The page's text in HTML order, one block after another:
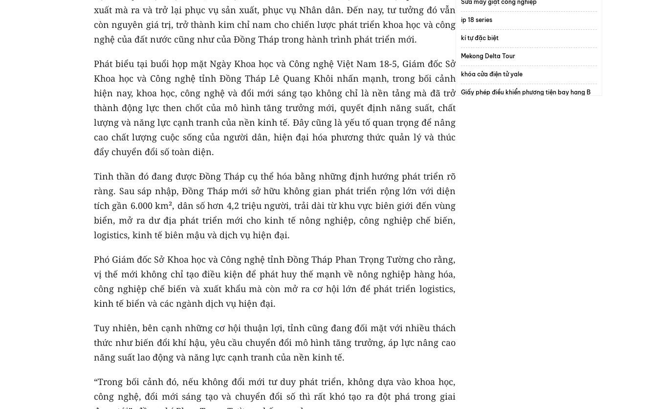
xuất mà ra và trở lại phục vụ sản xuất, phục vụ Nhân dân. Đến nay, tư tưởng đó vẫn
còn nguyên giá trị, trở thành kim chỉ nam cho chiến lược phát triển khoa học và công
nghệ của đất nước cũng như của Đồng Tháp trong hành trình phát triển mới.
Phát biểu tại buổi họp mặt Ngày Khoa học và Công nghệ Việt Nam 18-5, Giám đốc Sở
Khoa học và Công nghệ tỉnh Đồng Tháp Lê Quang Khôi nhấn mạnh, trong bối cảnh
hiện nay, khoa học, công nghệ và đổi mới sáng tạo không chỉ là nền tảng mà đã trở
thành động lực then chốt của mô hình tăng trưởng mới, quyết định năng suất, chất
lượng và năng lực cạnh tranh của nền kinh tế. Đây cũng là yếu tố quan trọng để nâng
cao chất lượng cuộc sống của người dân, hiện đại hóa phương thức quản lý và thúc
đẩy chuyển đổi số toàn diện.
Tinh thần đó đang được Đồng Tháp cụ thể hóa bằng những định hướng phát triển rõ
ràng. Sau sáp nhập, Đồng Tháp mới sở hữu không gian phát triển rộng lớn với diện
tích gần 6.000 km², dân số hơn 4,2 triệu người, trải dài từ khu vực biên giới đến vùng
biển, mở ra dư địa phát triển mới cho kinh tế nông nghiệp, công nghiệp chế biến,
logistics, kinh tế biên mậu và dịch vụ hiện đại.
Phó Giám đốc Sở Khoa học và Công nghệ tỉnh Đồng Tháp Phan Trọng Tường cho rằng,
vị thế mới không chỉ tạo điều kiện để phát huy thế mạnh về nông nghiệp hàng hóa,
công nghiệp chế biến và xuất khẩu mà còn mở ra cơ hội lớn để phát triển logistics,
kinh tế biển và các ngành dịch vụ hiện đại.
Tuy nhiên, bên cạnh những cơ hội thuận lợi, tỉnh cũng đang đối mặt với nhiều thách
thức như biến đổi khí hậu, yêu cầu chuyển đổi mô hình tăng trưởng, áp lực nâng cao
năng suất lao động và năng lực cạnh tranh của nền kinh tế.
“Trong bối cảnh đó, nếu không đổi mới tư duy phát triển, không dựa vào khoa học,
công nghệ, đổi mới sáng tạo và chuyển đổi số thì rất khó tạo ra đột phá trong giai
Sửa máy giặt công nghiệp
ip 18 series
kí tự đặc biệt
Mekong Delta Tour
khóa cửa điện tử yale
Giấy phép điều khiển phương tiện bay hạng B